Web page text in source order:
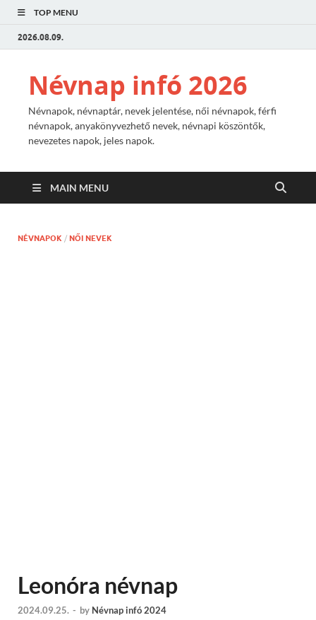
TOP MENU
2026.08.09.
Névnap infó 2026
Névnapok, névnaptár, nevek jelentése, női névnapok, férfi
névnapok, anyakönyvezhető nevek, névnapi köszöntők,
nevezetes napok, jeles napok.
MAIN MENU
NÉVNAPOK / NŐI NEVEK
Leonóra névnap
2024.09.25. - by Névnap infó 2024